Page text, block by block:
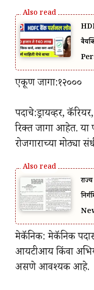
एकूण जागा:१२०००
पदाचे:ड्रायव्हर,
रिक्त जागा आहेत. या
रोजगाराच्या मोठ्या
मेकॅनिक: मेकॅनिक
आयटीआय किंवा
असणे आवश्यक आहे.